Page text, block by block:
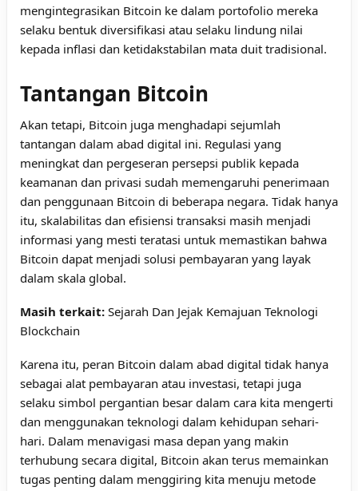
mengintegrasikan Bitcoin ke dalam portofolio mereka
selaku bentuk diversifikasi atau selaku lindung nilai
kepada inflasi dan ketidakstabilan mata duit tradisional.
Tantangan Bitcoin
Akan tetapi, Bitcoin juga menghadapi sejumlah
tantangan dalam abad digital ini. Regulasi yang
meningkat dan pergeseran persepsi publik kepada
keamanan dan privasi sudah memengaruhi penerimaan
dan penggunaan Bitcoin di beberapa negara. Tidak hanya
itu, skalabilitas dan efisiensi transaksi masih menjadi
informasi yang mesti teratasi untuk memastikan bahwa
Bitcoin dapat menjadi solusi pembayaran yang layak
dalam skala global.
Masih terkait: Sejarah Dan Jejak Kemajuan Teknologi
Blockchain
Karena itu, peran Bitcoin dalam abad digital tidak hanya
sebagai alat pembayaran atau investasi, tetapi juga
selaku simbol pergantian besar dalam cara kita mengerti
dan menggunakan teknologi dalam kehidupan sehari-
hari. Dalam menavigasi masa depan yang makin
terhubung secara digital, Bitcoin akan terus memainkan
tugas penting dalam menggiring kita menuju metode